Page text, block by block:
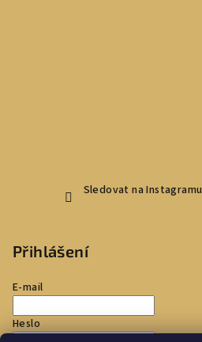
Sledovat na Instagramu
Přihlášení
E-mail
Heslo